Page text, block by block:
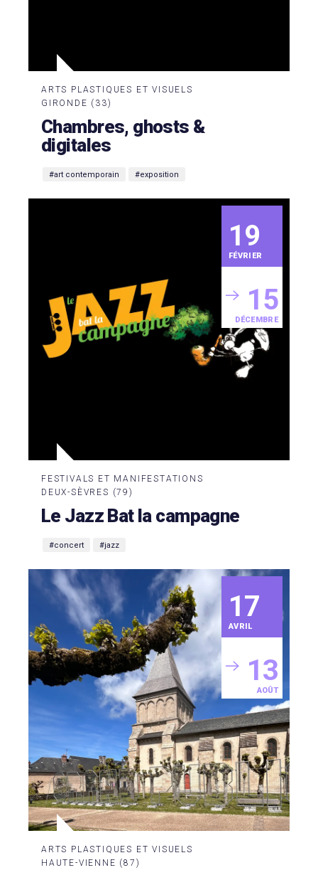
ARTS PLASTIQUES ET VISUELS
GIRONDE (33)
Chambres, ghosts &
digitales
#art contemporain #exposition
19
FÉVRIER
15
DÉCEMBRE
FESTIVALS ET MANIFESTATIONS
DEUX-SÈVRES (79)
Le Jazz Bat la campagne
#concert #jazz
17
AVRIL
13
AOÛT
ARTS PLASTIQUES ET VISUELS
HAUTE-VIENNE (87)